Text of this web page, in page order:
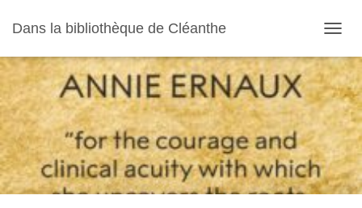
Dans la bibliothèque de Cléanthe
U
R
I
F
E
R
M